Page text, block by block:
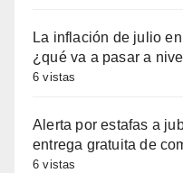
La inflación de julio
¿qué va a pasar a
6 vistas
Alerta por estafas a
entrega gratuita de
6 vistas